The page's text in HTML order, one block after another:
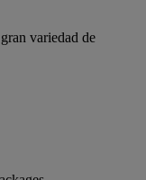
variedad de